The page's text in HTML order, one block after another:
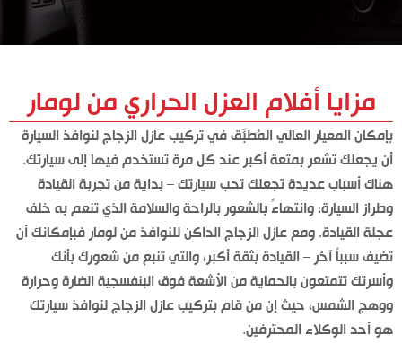
مزايا أفلام العزل الحراري من لومار
بإمكان المعيار العالي المُطبَّق في تركيب عازل الزجاج لنوافذ السيارة
أن يجعلك تشعر بمتعة أكبر عند كل مرة تستخدم فيها إلى سيارتك.
هناك أسباب عديدة تجعلك تحب سيارتك – بداية من تجربة القيادة
وطراز السيارة، وانتهاءً بالشعور بالراحة والسلامة الذي تنعم به خلف
عجلة القيادة. ومع عازل الزجاج الداكن للنوافذ من لومار فبإمكانك أن
تضيف سبباً آخَر – القيادة بثقة أكبر، والتي تنبع من شعورك بأنك
وأسرتك تتمتعون بالحماية من الأشعة فوق البنفسجية الضارة وحرارة
ووهج الشمس، حيث إن من قام بتركيب عازل الزجاج لنوافذ سيارتك
هو أحد الوكلاء المحترفين.